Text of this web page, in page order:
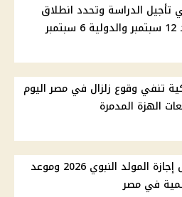
تأجيل الدراسة وتحدد انطلاق
تنفي وقوع زلزال في مصر اليوم
الهزة المدمرة
موقف ترحيل إجازة المولد النبوي 2026 وموعد
في مصر